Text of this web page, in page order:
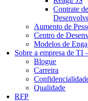
Contrate
Aumento de
Centro de
Modelos de
Sobre a empresa de
Blogue
Carreira
Qualidade
RFP